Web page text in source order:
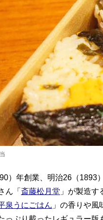
）年創業、明治26（1893
ん「 斎藤松月堂 」が製造す
泉うにごはん 」の香りや風